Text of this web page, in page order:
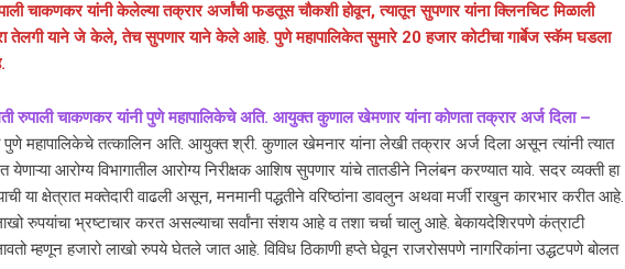
चाकणकर यांनी केलेल्या तक्रार अर्जांची फडतूस चौकशी होवून, त्यातून सुपणार यांना क्लिनचिट मिळाली
तेलगी याने जे केले, तेच सुपणार याने केले आहे. पुणे महापालिकेत सुमारे 20 हजार कोटीचा गार्बेज स्कॅम घडला
रुपाली चाकणकर यांनी पुणे महापालिकेचे अति. आयुक्त कुणाल खेमणार यांना कोणता तक्रार अर्ज दिला –
महापालिकेचे तत्कालिन अति. आयुक्त श्री. कुणाल खेमनार यांना लेखी तक्रार अर्ज दिला असून त्यांनी त्यात
येणाऱ्या आरोग्य विभागातील आरोग्य निरीक्षक आशिष सुपणार यांचे तातडीने निलंबन करण्यात यावे. सदर व्यक्ती हा
या क्षेत्रात मक्तेदारी वाढली असून, मनमानी पद्धतीने वरिष्ठांना डावलुन अथवा मर्जी राखुन कारभार करीत आहे.
रुपयांचा भ्रष्टाचार करत असल्याचा सर्वांना संशय आहे व तशा चर्चा चालु आहे. बेकायदेशिरपणे कंत्राटी
म्हणून हजारो लाखो रुपये घेतले जात आहे. विविध ठिकाणी हप्ते घेवून राजरोसपणे नागरिकांना उद्धटपणे बोलत